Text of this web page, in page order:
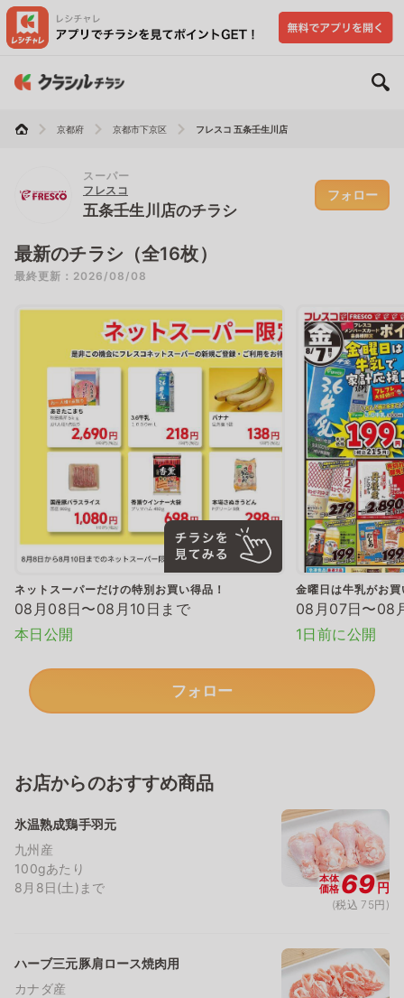
京都府 京都市下京区 フレスコ 五条壬生川店
スーパー
フレスコ
五条壬生川店のチラシ
フォロー
最新のチラシ（全16枚）
最終更新：2026/08/08
ネットスーパーだけの特別お買い得品！
08月08日〜08月10日まで
本日公開
金曜日は牛乳がお
08月07日〜08
1日前に公開
フォロー
お店からのおすすめ商品
氷温熟成鶏手羽元
九州産
100gあたり
8月8日(土)まで
本体
価格69円
(税込 75円)
ハーブ三元豚肩ロース焼肉用
カナダ産